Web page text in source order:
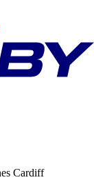
Cardiff